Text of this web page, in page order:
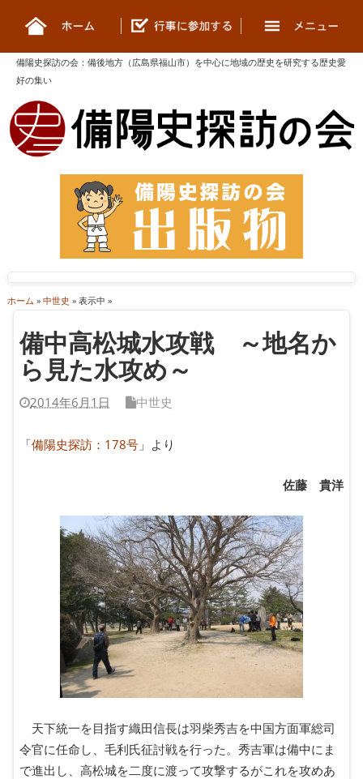
備陽史探訪の会 ： 備後地方（広島県福山市）を中心に地域の歴史を研究する歴史愛
好の集い
ホーム » 中世史 » 表示中 »
備中高松城水攻戦 ～地名か
ら見た水攻め～
2014年6月1日 中世史
「備陽史探訪：178号 」より
佐藤 貴洋
天下統一を目指す織田信長は羽柴秀吉を中国方面軍総司
令官に任命し、毛利氏征討戦を行った。秀吉軍は備中にま
で進出し、高松城を二度に渡って攻撃するがこれを攻めあ